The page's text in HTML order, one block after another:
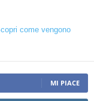
come vengono
MI PIACE